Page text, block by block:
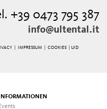
+39 0473 795 387
info@ultental.it
IMPRESSUM |COOKIES
| UID
INFORMATIONEN
Events